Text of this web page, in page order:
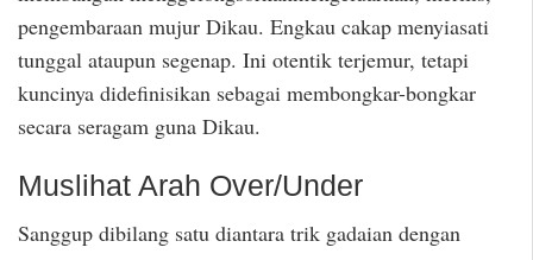
pengembaraan mujur Dikau. Engkau cakap menyiasati
tunggal ataupun segenap. Ini otentik terjemur, tetapi
kuncinya didefinisikan sebagai membongkar-bongkar
secara seragam guna Dikau.
Muslihat Arah Over/Under
Sanggup dibilang satu diantara trik gadaian dengan